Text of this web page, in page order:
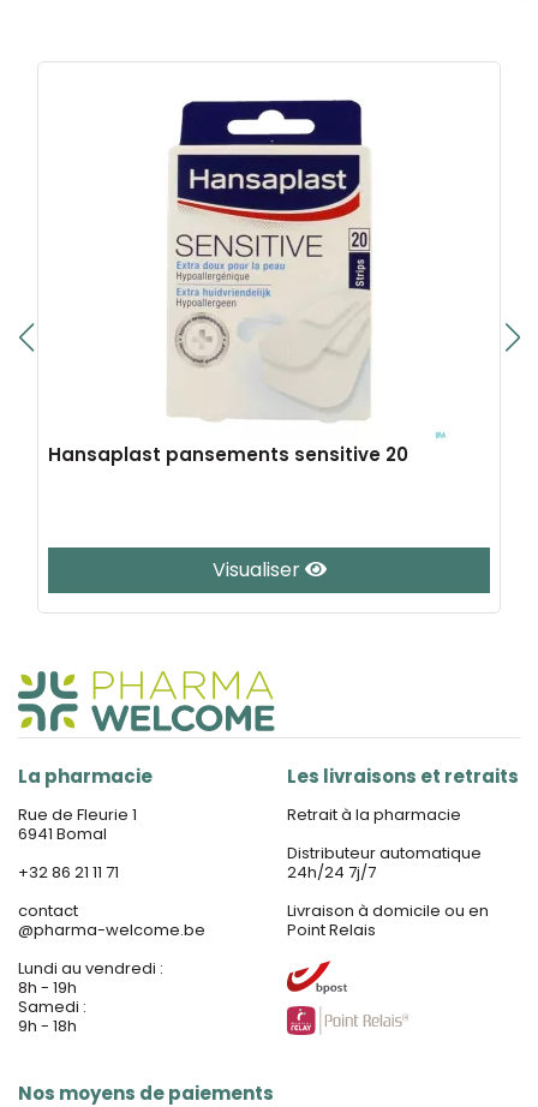
Hansaplast pansements sensitive 20
Visualiser
La pharmacie
Rue de Fleurie 1
6941 Bomal
+32 86 21 11 71
contact
@pharma-welcome.be
Lundi au vendredi :
8h - 19h
Samedi :
9h - 18h
Nos moyens de paiements
Les livraisons et retraits
Retrait à la pharmacie
Distributeur automatique
24h/24 7j/7
Livraison à domicile ou en
Point Relais